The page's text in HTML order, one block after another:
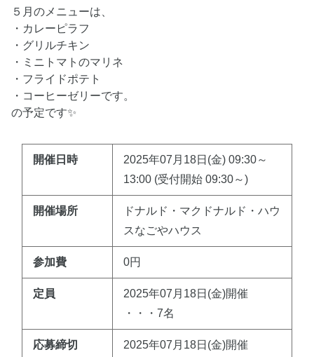
５月のメニューは、
・カレーピラフ
・グリルチキン
・ミニトマトのマリネ
・フライドポテト
・コーヒーゼリーです。
の予定です✨
開催日時
2025年07月18日(金) 09:30～
13:00 (受付開始 09:30～)
開催場所
ドナルド・マクドナルド・ハウ
スなごやハウス
参加費 0円
定員
2025年07月18日(金)開催
・・・7名
応募締切
2025年07月18日(金)開催